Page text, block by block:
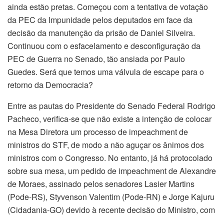
ainda estão pretas. Começou com a tentativa de votação
da PEC da Impunidade pelos deputados em face da
decisão da manutenção da prisão de Daniel Silveira.
Continuou com o esfacelamento e desconfiguração da
PEC de Guerra no Senado, tão ansiada por Paulo
Guedes. Será que temos uma válvula de escape para o
retorno da Democracia?
Entre as pautas do Presidente do Senado Federal Rodrigo
Pacheco, verifica-se que não existe a intenção de colocar
na Mesa Diretora um processo de impeachment de
ministros do STF, de modo a não aguçar os ânimos dos
ministros com o Congresso. No entanto, já há protocolado
sobre sua mesa, um pedido de impeachment de Alexandre
de Moraes, assinado pelos senadores Lasier Martins
(Pode-RS), Styvenson Valentim (Pode-RN) e Jorge Kajuru
(Cidadania-GO) devido à recente decisão do Ministro, com